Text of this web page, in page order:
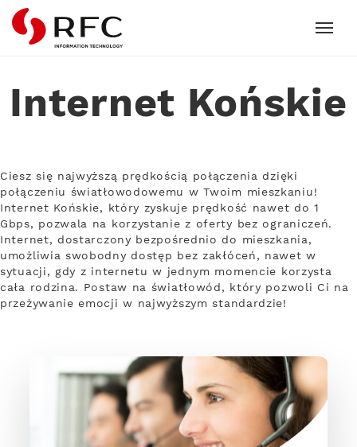
RFC
Internet Końskie
Ciesz się najwyższą prędkością połączenia dzięki
połączeniu światłowodowemu w Twoim mieszkaniu!
Internet Końskie, który zyskuje prędkość nawet do 1
Gbps, pozwala na korzystanie z oferty bez ograniczeń.
Internet, dostarczony bezpośrednio do mieszkania,
umożliwia swobodny dostęp bez zakłóceń, nawet w
sytuacji, gdy z internetu w jednym momencie korzysta
cała rodzina. Postaw na światłowód, który pozwoli Ci na
przeżywanie emocji w najwyższym standardzie!